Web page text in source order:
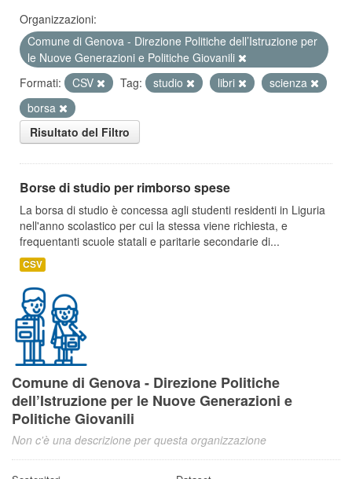
Organizzazioni:
Comune di Genova - Direzione Politiche dell’Istruzione per
le Nuove Generazioni e Politiche Giovanili
Formati:
CSV Tag: studio libri
scienza
borsa
Risultato del Filtro
Borse di studio per rimborso spese
La borsa di studio è concessa agli studenti residenti in Liguria
nell'anno scolastico per cui la stessa viene richiesta, e
frequentanti scuole statali e paritarie secondarie di...
CSV
Comune di Genova - Direzione Politiche
dell’Istruzione per le Nuove Generazioni e
Politiche Giovanili
Non c'è una descrizione per questa organizzazione